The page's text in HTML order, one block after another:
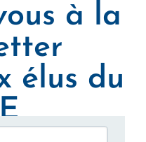
à la
élus du